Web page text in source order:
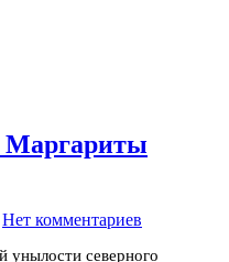
Нет комментариев
унылости северного